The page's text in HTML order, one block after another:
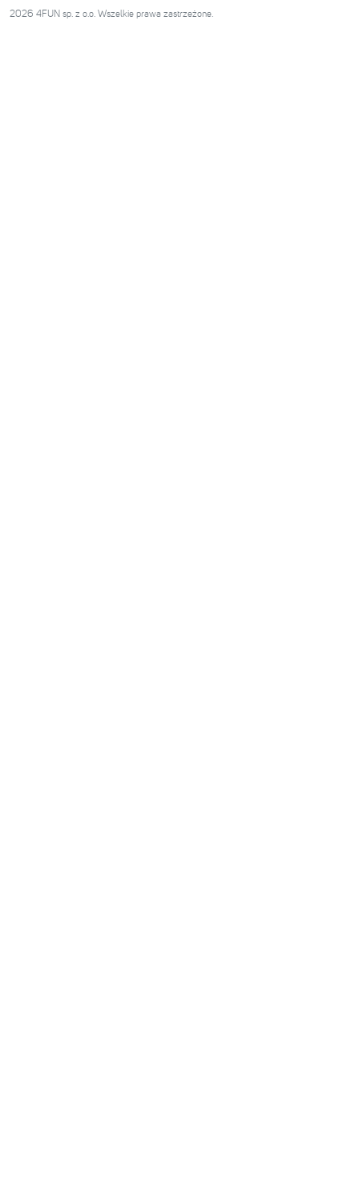
2026 4FUN sp. z o.o. Wszelkie prawa zastrzeżone.